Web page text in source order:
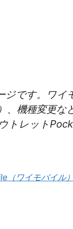
ジです。ワイ
、機種変更な
トレット
（ワイモバイル）